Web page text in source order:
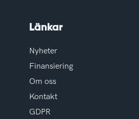
Länkar
Nyheter
Finansiering
Om oss
Kontakt
GDPR